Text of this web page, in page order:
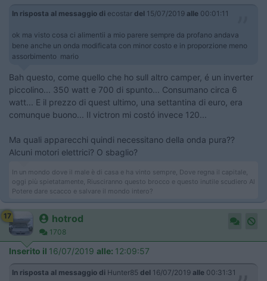
In risposta al messaggio di ecostar del 15/07/2019 alle 00:01:11
ok ma visto cosa ci alimentii a mio parere sempre da profano andava
bene anche un onda modificata con minor costo e in proporzione meno
assorbimento mario
Bah questo, come quello che ho sull altro camper, é un inverter
piccolino... 350 watt e 700 di spunto... Consumano circa 6
watt... E il prezzo di quest ultimo, una settantina di euro, era
comunque buono... Il victron mi costó invece 120...
Ma quali apparecchi quindi necessitano della onda pura??
Alcuni motori elettrici? O sbaglio?
In un mondo dove il male è di casa e ha vinto sempre, Dove regna il capitale,
oggi più spietatamente, Riusciranno questo brocco e questo inutile scudiero Al
Potere dare scacco e salvare il mondo intero?
17 hotrod
1708
Inserito il 16/07/2019 alle: 12:09:57
In risposta al messaggio di Hunter85 del 16/07/2019 alle 00:31:31